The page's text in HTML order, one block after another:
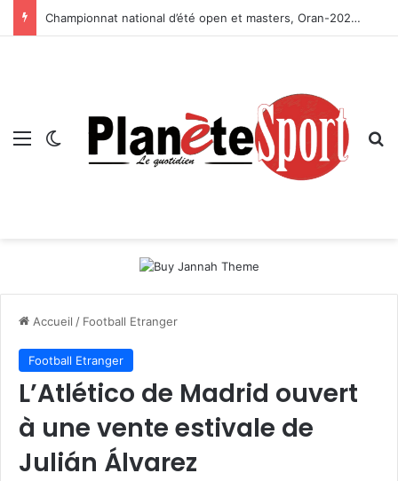
Championnat national d’été open et masters, Oran-2026 — Le CRB s’adjuge le titre
Menu Switch skin
Accueil / Football Etranger
Football Etranger
L’Atlético de Madrid ouvert
à une vente estivale de
Julián Álvarez